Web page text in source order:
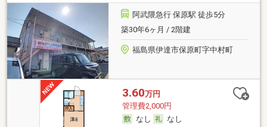
阿武隈急行 保原駅 徒歩5分
築30年6ヶ月 / 2階建
福島県伊達市保原町字中村町
3.60万円
管理費2,000円
なし
なし